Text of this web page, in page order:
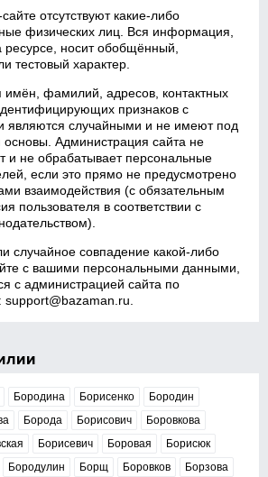
отсутствуют какие‑либо
физических лиц. Вся информация,
ресурсе, носит обобщённый,
тестовый характер.
фамилий, адресов, контактных
признаков с
являются случайными и не имеют под
основы. Администрация сайта не
и не обрабатывает персональные
если это прямо не предусмотрено
взаимодействия (с обязательным
пользователя в соответствии с
случайное совпадение какой‑либо
с вашими персональными данными,
с администрацией сайта по
support@bazaman.ru
Бородина Борисенко
Бородин
Борода Борисович
Боровкова
Борисевич Боровая
Борисюк
Бородулин Борщ Боровков Борзова